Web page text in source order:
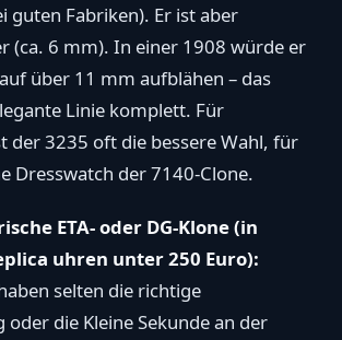
guten Fabriken). Er ist aber
(ca. 6 mm). In einer 1908 würde er
über 11 mm aufblähen – das
Linie komplett. Für
der 3235 oft die bessere Wahl, für
Dresswatch der 7140-Clone.
ETA- oder DG-Klone (in
uhren unter 250 Euro):
selten die richtige
die Kleine Sekunde an der